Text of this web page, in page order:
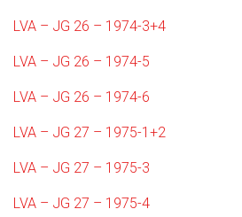
LVA – JG 26 – 1974-3+4
LVA – JG 26 – 1974-5
LVA – JG 26 – 1974-6
LVA – JG 27 – 1975-1+2
LVA – JG 27 – 1975-3
LVA – JG 27 – 1975-4